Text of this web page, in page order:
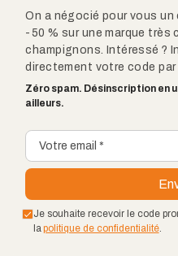
On a négocié pour vous
-50 % sur une marque très
champignons. Intéressé ?
directement votre code par
Zéro spam. Désinscription en
ailleurs.
Je souhaite recevoir le code
la politique de confidentialité.